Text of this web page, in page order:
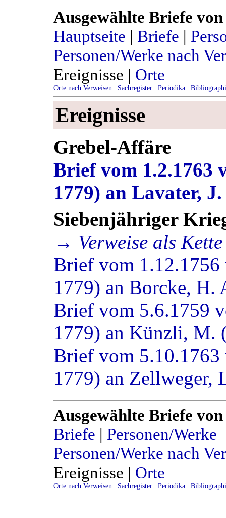
Ausgewählte Briefe
Hauptseite | Briefe |
Personen/Werke nach
Ereignisse | Orte
Orte nach Verweisen | Sachregister | Periodika |
Ereignisse
Grebel-Affäre
Brief vom 1.2.1763
1779) an Lavater,
Siebenjähriger
→ Verweise als Kette
Brief vom 1.12.1756
1779) an Borcke, H.
Brief vom 5.6.1759
1779) an Künzli, M.
Brief vom 5.10.1763
1779) an Zellweger,
Ausgewählte Briefe
Briefe | Personen/Werke
Personen/Werke nach
Ereignisse | Orte
Orte nach Verweisen | Sachregister | Periodika |